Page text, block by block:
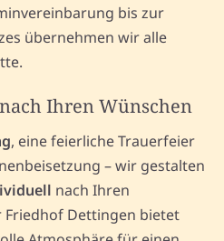
bis zur
übernehmen wir alle
Ihren Wünschen
, eine feierliche Trauerfeier
– wir gestalten
nach Ihren
Dettingen bietet